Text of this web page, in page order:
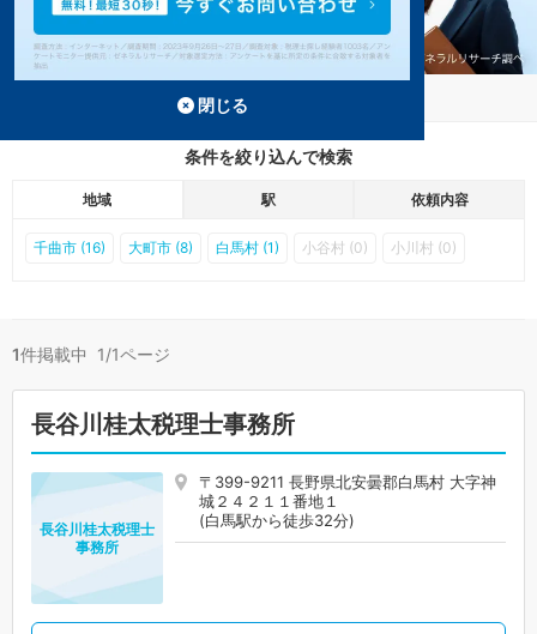
白馬の白馬駅の事務所が1件見つかりました。
条件を絞り込んで検索
地域 駅 依頼内容
千曲市 (16) 大町市 (8) 白馬村 (1) 小谷村 (0) 小川村 (0)
1件掲載中 1/1ページ
長谷川桂太税理士事務所
〒399-9211 長野県北安曇郡白馬村 大字神
城２４２１１番地１
(白馬駅から徒歩32分)
長谷川桂太税理士
事務所
閉じる